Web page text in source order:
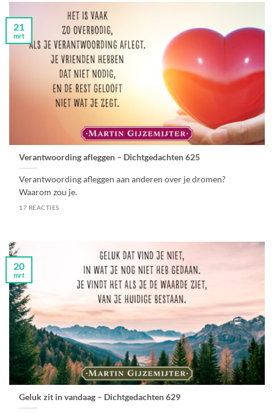
Verantwoording afleggen – Dichtgedachten 625
Verantwoording afleggen aan anderen over je dromen?
Waarom zou je.
17 REACTIES
21
mrt
Geluk zit in vandaag – Dichtgedachten 629
20
mrt